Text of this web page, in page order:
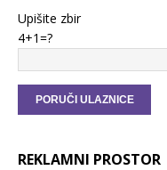
Upišite zbir
4+1=?
REKLAMNI PROSTOR